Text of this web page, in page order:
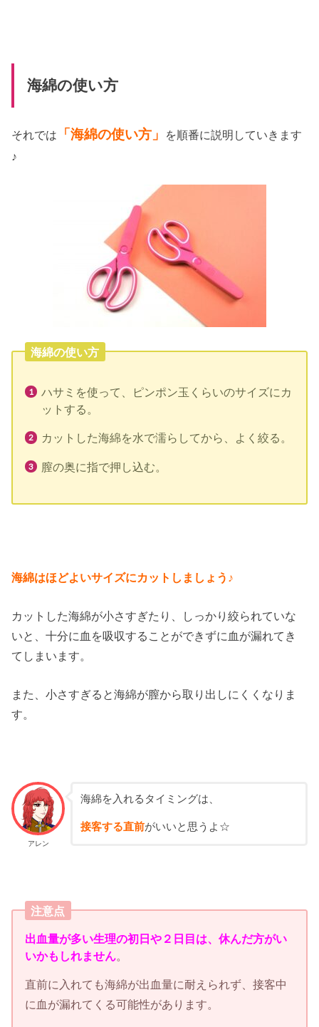
海綿の使い方
それでは 「海綿の使い方」
を順番に説明していきます
♪
海綿の使い方
ハサミを使って、ピンポン玉くらいのサイズにカ
ットする。
カットした海綿を水で濡らしてから、よく絞る。
膣の奥に指で押し込む。
海綿はほどよいサイズにカットしましょう♪
カットした海綿が小さすぎたり、しっかり絞られていな
いと、十分に血を吸収することができずに血が漏れてき
てしまいます。
また、小さすぎると海綿が膣から取り出しにくくなりま
す。
アレン
海綿を入れるタイミングは、
接客する直前がいいと思うよ☆
注意点
出血量が多い生理の初日や２日目は、休んだ方がい
いかもしれません。
直前に入れても海綿が出血量に耐えられず、接客中
に血が漏れてくる可能性があります。